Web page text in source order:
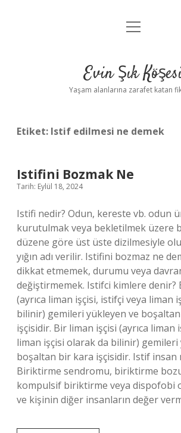
Anasayfa
Yasal Uyarı
menüyü
Evin Şık
Yaşam alanlarına zarafet katan
Etiket: Istif edilmesi ne demek
Istifini Bozmak Ne
Tarih: Eylül 18, 2024
Istifi nedir? Odun, kereste vb. odun
kurutulmak veya bekletilmek üzere
düzene göre üst üste dizilmesiyle
yığın adı verilir. Istifini bozmaz ne
dikkat etmemek, durumu veya
değiştirmemek. Istifci kimlere denir?
(ayrıca liman işçisi, istifçi veya liman
bilinir) gemileri yükleyen ve
işçisidir. Bir liman işçisi (ayrıca liman
liman işçisi olarak da bilinir) gemileri
boşaltan bir kara işçisidir. Istif insan
Biriktirme sendromu, biriktirme
kompulsif biriktirme veya dispofobi
ve kişinin diğer insanların değer